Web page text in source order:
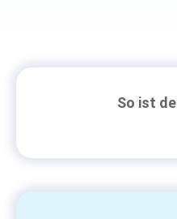
So ist